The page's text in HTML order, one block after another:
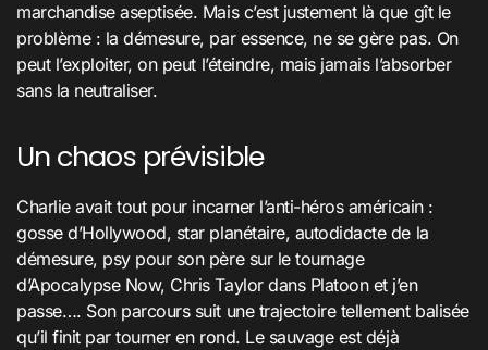
marchandise aseptisée. Mais c’est justement là que gît le
problème : la démesure, par essence, ne se gère pas. On
peut l’exploiter, on peut l’éteindre, mais jamais l’absorber
sans la neutraliser.
Un chaos prévisible
Charlie avait tout pour incarner l’anti-héros américain :
gosse d’Hollywood, star planétaire, autodidacte de la
démesure, psy pour son père sur le tournage
d’Apocalypse Now, Chris Taylor dans Platoon et j’en
passe…. Son parcours suit une trajectoire tellement balisée
qu’il finit par tourner en rond. Le sauvage est déjà